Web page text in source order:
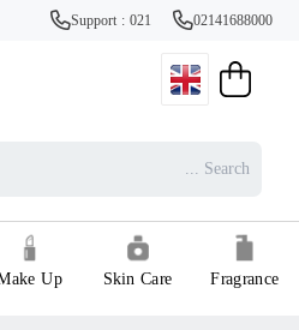
Support : 021 02141688000
Fragrance
Skin Care
Up